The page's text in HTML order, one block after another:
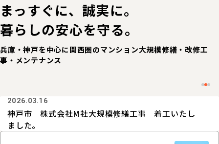
まっすぐに、誠実に。
暮らしの安心を守る。
兵庫・神戸を中心に関西圏のマンション大規模修繕・改修工
事・メンテナンス
2026.03.16
神戸市 株式会社M社大規模修繕工事 着工いたし
ました。